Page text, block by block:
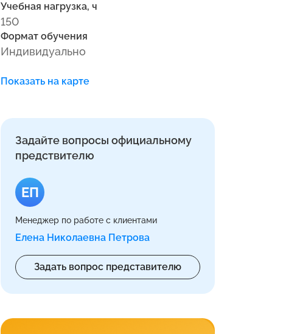
Учебная нагрузка, ч
150
Формат обучения
Индивидуально
Показать на карте
Задайте вопросы официальному
предствителю
ЕП
Менеджер по работе с клиентами
Елена Николаевна Петрова
Задать вопрос представителю